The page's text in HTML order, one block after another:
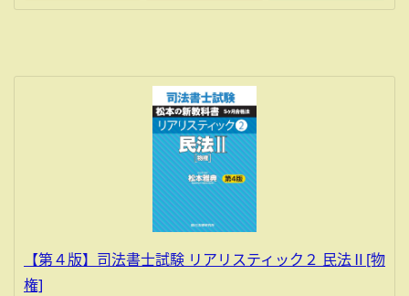
【第４版】司法書士試験 リアリスティック２ 民法Ⅱ[物
権]